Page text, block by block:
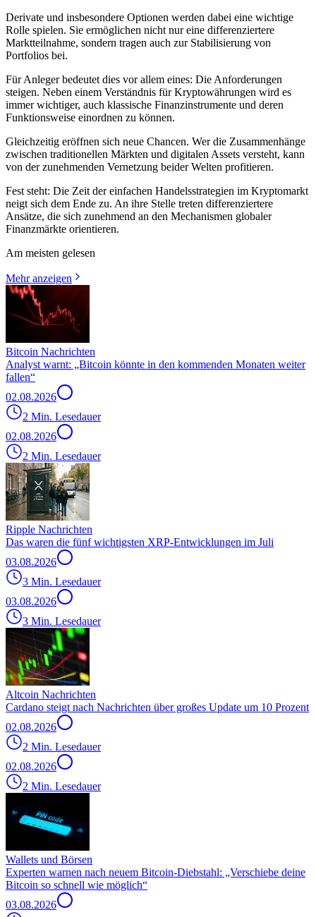
Derivate und insbesondere Optionen werden dabei eine wichtige
Rolle spielen. Sie ermöglichen nicht nur eine differenziertere
Marktteilnahme, sondern tragen auch zur Stabilisierung von
Portfolios bei.
Für Anleger bedeutet dies vor allem eines: Die Anforderungen
steigen. Neben einem Verständnis für Kryptowährungen wird es
immer wichtiger, auch klassische Finanzinstrumente und deren
Funktionsweise einordnen zu können.
Gleichzeitig eröffnen sich neue Chancen. Wer die Zusammenhänge
zwischen traditionellen Märkten und digitalen Assets versteht, kann
von der zunehmenden Vernetzung beider Welten profitieren.
Fest steht: Die Zeit der einfachen Handelsstrategien im Kryptomarkt
neigt sich dem Ende zu. An ihre Stelle treten differenziertere
Ansätze, die sich zunehmend an den Mechanismen globaler
Finanzmärkte orientieren.
Am meisten gelesen
Mehr anzeigen
Bitcoin Nachrichten
Analyst warnt: „Bitcoin könnte in den kommenden Monaten weiter
fallen“
02.08.2026
2 Min. Lesedauer
02.08.2026
2 Min. Lesedauer
Ripple Nachrichten
Das waren die fünf wichtigsten XRP-Entwicklungen im Juli
03.08.2026
3 Min. Lesedauer
03.08.2026
3 Min. Lesedauer
Altcoin Nachrichten
Cardano steigt nach Nachrichten über großes Update um 10 Prozent
02.08.2026
2 Min. Lesedauer
02.08.2026
2 Min. Lesedauer
Wallets und Börsen
Experten warnen nach neuem Bitcoin-Diebstahl: „Verschiebe deine
Bitcoin so schnell wie möglich“
03.08.2026